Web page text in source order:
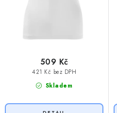
Skladem
421 Kč bez DPH
509 Kč